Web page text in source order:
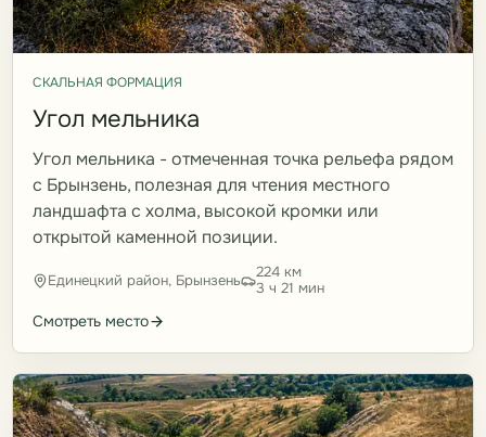
СКАЛЬНАЯ ФОРМАЦИЯ
Угол мельника
Угол мельника - отмеченная точка рельефа рядом
с Брынзень, полезная для чтения местного
ландшафта с холма, высокой кромки или
открытой каменной позиции.
Единецкий район, Брынзень
224 км
3 ч 21 мин
Смотреть место